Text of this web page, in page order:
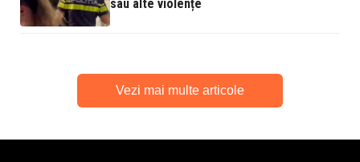
sau alte violențe
Vezi mai multe articole